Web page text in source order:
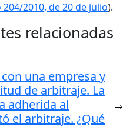
2010, de 20 de julio).
relacionadas
una empresa y
de arbitraje. La
adherida al
el arbitraje. ¿Qué